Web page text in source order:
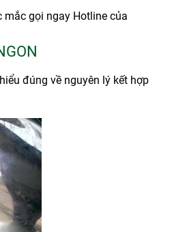
gọi ngay Hotline của
đúng về nguyên lý kết hợp